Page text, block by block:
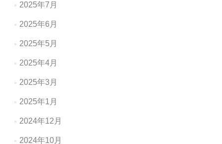
2025年7月
2025年6月
2025年5月
2025年4月
2025年3月
2025年1月
2024年12月
2024年10月